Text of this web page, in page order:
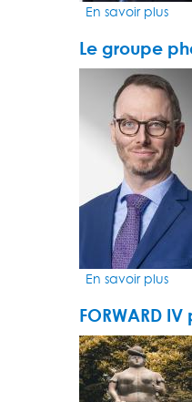
En savoir plus
ont
le
Le groupe
THUMBNAIL
En savoir plus
FORWARD
VIDEO
THUMBNAIL